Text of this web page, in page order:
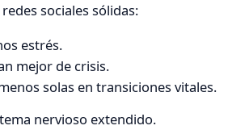
sociales sólidas:
estrés.
mejor de crisis.
solas en transiciones vitales.
nervioso extendido.